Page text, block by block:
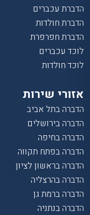
הדברת עכברים
הדברת חולדות
הדברת חפרפרת
לוכד עכברים
לוכד חולדות
אזורי שירות
הדברה בתל אביב
הדברה בירושלים
הדברה בחיפה
הדברה בפתח תקווה
הדברה בראשון לציון
הדברה בהרצליה
הדברה ברמת גן
הדברה בנתניה